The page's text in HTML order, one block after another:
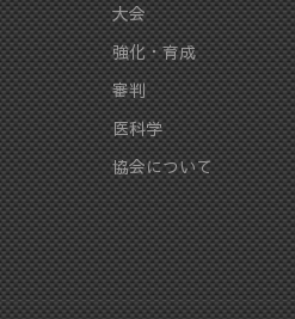
大会
強化・育成
審判
医科学
協会について